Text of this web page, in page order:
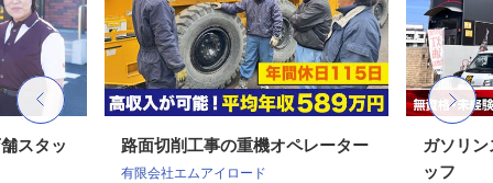
スタッ 路面切削工事の重機オペレーター
有限会社エムアイロード
ガソリ
ッフ